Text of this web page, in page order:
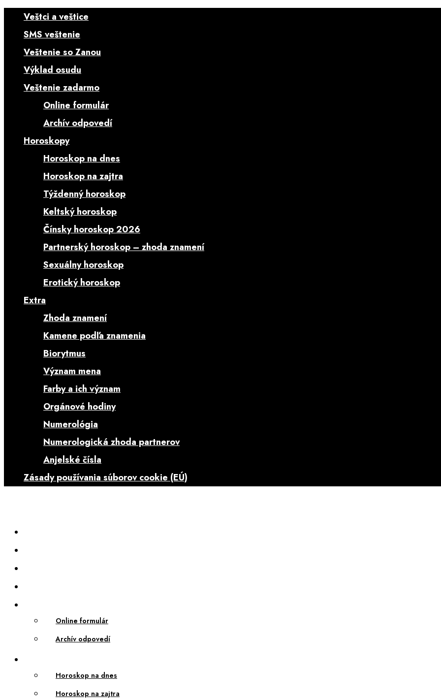
Veštci a veštice
SMS veštenie
Veštenie so Zanou
Výklad osudu
Veštenie zadarmo
Online formulár
Archív odpovedí
Horoskopy
Horoskop na dnes
Horoskop na zajtra
Týždenný horoskop
Keltský horoskop
Čínsky horoskop 2026
Partnerský horoskop – zhoda znamení
Sexuálny horoskop
Erotický horoskop
Extra
Zhoda znamení
Kamene podľa znamenia
Biorytmus
Význam mena
Farby a ich význam
Orgánové hodiny
Numerológia
Numerologická zhoda partnerov
Anjelské čísla
Zásady používania súborov cookie (EÚ)
Online formulár
Archív odpovedí
Horoskop na dnes
Horoskop na zajtra